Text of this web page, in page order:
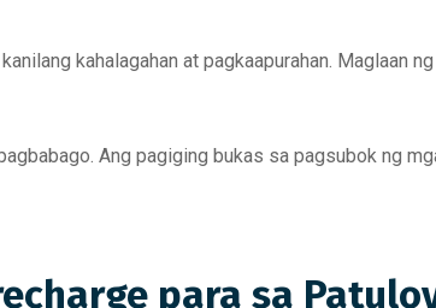
kahalagahan at pagkaapurahan. Maglaan
Ang pagiging bukas sa pagsubok ng
para sa